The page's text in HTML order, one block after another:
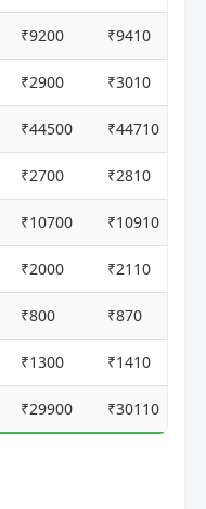
₹9200 ₹9410
₹2900 ₹3010
₹44500 ₹44710
₹2700 ₹2810
₹10700 ₹10910
₹2000 ₹2110
₹800 ₹870
₹1300 ₹1410
₹29900 ₹30110